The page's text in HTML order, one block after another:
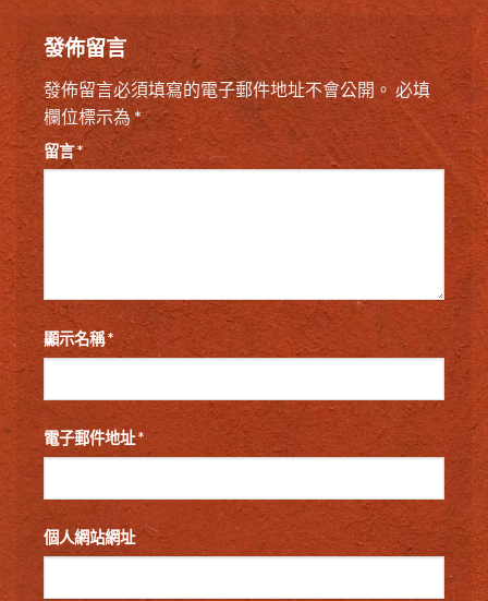
發佈留言
發佈留言必須填寫的電子郵件地址不會公開。 必填
欄位標示為 *
留言*
顯示名稱*
電子郵件地址*
個人網站網址